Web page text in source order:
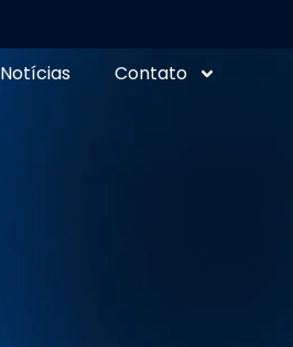
Notícias Contato